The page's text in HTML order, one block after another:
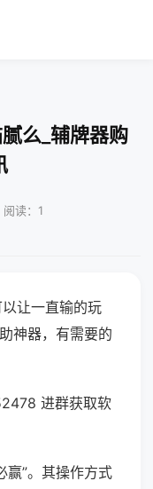
么_辅牌器购
读：1
让一直输的玩
神器，有需要的
进群获取软
赢”。其操作方式